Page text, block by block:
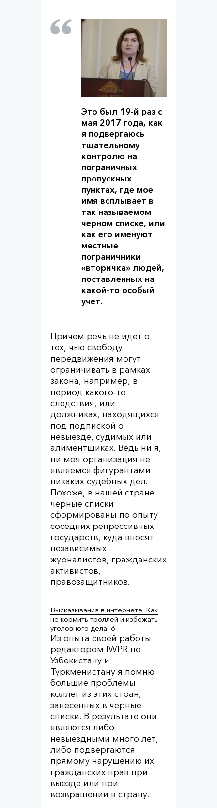
Это был 19-й раз с
мая 2017 года, как
я подвергаюсь
тщательному
контролю на
пограничных
пропускных
пунктах, где мое
имя всплывает в
так называемом
черном списке, или
как его именуют
местные
пограничники
«вторичка» людей,
поставленных на
какой-то особый
учет.
Причем речь не идет о
тех, чью свободу
передвижения могут
ограничивать в рамках
закона, например, в
период какого-то
следствия, или
должниках, находящихся
под подпиской о
невыезде, судимых или
алиментщиках. Ведь ни я,
ни моя организация не
являемся фигурантами
никаких судебных дел.
Похоже, в нашей стране
черные списки
сформированы по опыту
соседних репрессивных
государств, куда вносят
независимых
журналистов, гражданских
активистов,
правозащитников.
Высказывания в интернете. Как
не кормить троллей и избежать
уголовного дела 6
Из опыта своей работы
редактором IWPR по
Узбекистану и
Туркменистану я помню
большие проблемы
коллег из этих стран,
занесенных в черные
списки. В результате они
являются либо
невыездными много лет,
либо подвергаются
прямому нарушению их
гражданских прав при
выезде или при
возвращении в страну.